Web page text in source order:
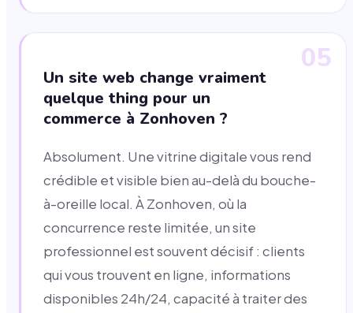
05
Un site web change vraiment
quelque thing pour un
commerce à Zonhoven ?
Absolument. Une vitrine digitale vous rend
crédible et visible bien au-delà du bouche-
à-oreille local. À Zonhoven, où la
concurrence reste limitée, un site
professionnel est souvent décisif : clients
qui vous trouvent en ligne, informations
disponibles 24h/24, capacité à traiter des